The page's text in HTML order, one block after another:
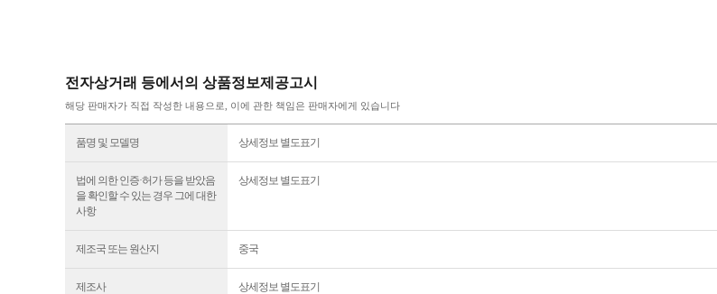
전자상거래 등에서의 상품정보제공고시
해당 판매자가 직접 작성한 내용으로, 이에 관한 책임은 판매자에게 있습니다
품명 및 모델명 상세정보 별도표기
법에 의한 인증·허가 등을 받았음
을 확인할 수 있는 경우 그에 대한
사항
상세정보 별도표기
제조국 또는 원산지 중국
제조사 상세정보 별도표기